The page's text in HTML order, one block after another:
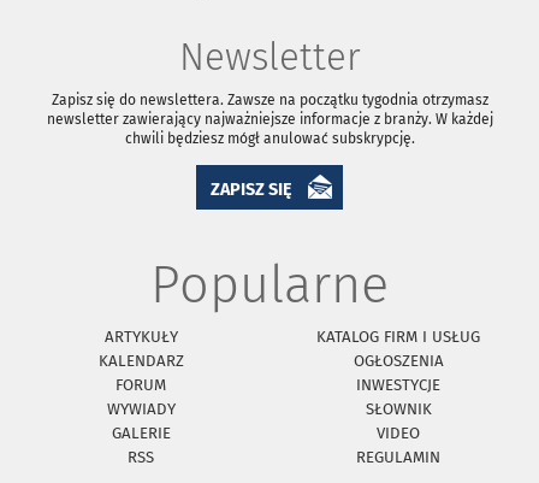
Newsletter
Zapisz się do newslettera. Zawsze na początku tygodnia otrzymasz
newsletter zawierający najważniejsze informacje z branży. W każdej
chwili będziesz mógł anulować subskrypcję.
ZAPISZ SIĘ
Popularne
ARTYKUŁY
KATALOG FIRM I USŁUG
KALENDARZ
OGŁOSZENIA
FORUM
INWESTYCJE
WYWIADY
SŁOWNIK
GALERIE
VIDEO
RSS
REGULAMIN